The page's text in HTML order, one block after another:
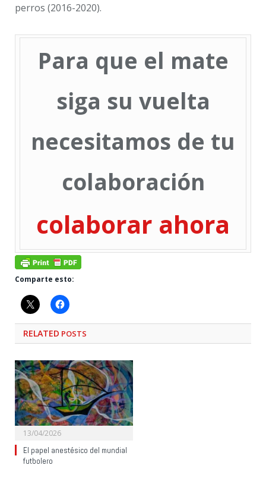
perros (2016-2020).
Para que el mate
siga su vuelta
necesitamos de tu
colaboración
colaborar ahora
Comparte esto:
RELATED POSTS
13/04/2026
El papel anestésico del mundial
futbolero